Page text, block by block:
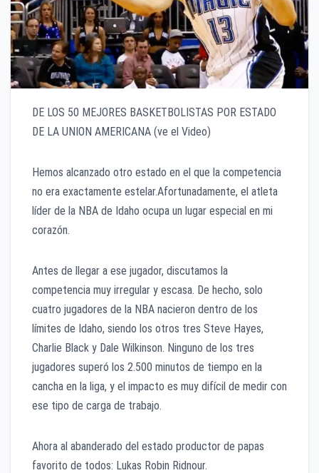
DE LOS 50 MEJORES BASKETBOLISTAS POR ESTADO
DE LA UNION AMERICANA (ve el Video)
Hemos alcanzado otro estado en el que la competencia
no era exactamente estelar.Afortunadamente, el atleta
líder de la NBA de Idaho ocupa un lugar especial en mi
corazón.
Antes de llegar a ese jugador, discutamos la
competencia muy irregular y escasa. De hecho, solo
cuatro jugadores de la NBA nacieron dentro de los
límites de Idaho, siendo los otros tres Steve Hayes,
Charlie Black y Dale Wilkinson. Ninguno de los tres
jugadores superó los 2.500 minutos de tiempo en la
cancha en la liga, y el impacto es muy difícil de medir con
ese tipo de carga de trabajo.
Ahora al abanderado del estado productor de papas
favorito de todos: Lukas Robin Ridnour.